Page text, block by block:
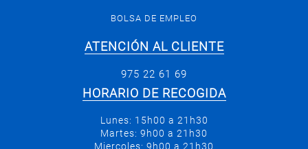
BOLSA DE EMPLEO
ATENCIÓN AL CLIENTE
975 22 61 69
HORARIO DE RECOGIDA
Lunes: 15h00 a 21h30
Martes: 9h00 a 21h30
Miercoles: 9h00 a 21h30